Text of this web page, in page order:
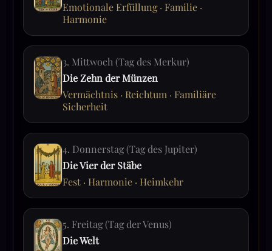
Emotionale Erfüllung · Familie ·
Harmonie
3. Mittwoch (Tag des Merkur)
Die Zehn der Münzen
Vermächtnis · Reichtum · Familiäre
Sicherheit
4. Donnerstag (Tag des Jupiter)
Die Vier der Stäbe
Fest · Harmonie · Heimkehr
5. Freitag (Tag der Venus)
Die Welt